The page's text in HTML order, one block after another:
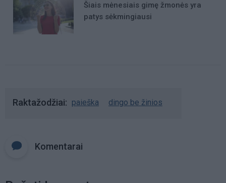
Šiais mėnesiais gimę žmonės yra
patys sėkmingiausi
Raktažodžiai paieška dingo be žinios
Komentarai